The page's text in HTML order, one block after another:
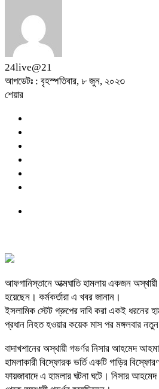
24live@21
আপডেটঃ : বৃহস্পতিবার, ৮ জুন, ২০২৩
শেয়ার
আফগানিস্তানে আত্মঘাতি হামলায় একজন অস্থায়ী
হয়েছেন। কর্মকর্তারা এ খবর জানান।
ইসলামিক স্টেট গ্রুপের দাবি করা একই ধরনের
প্রধান নিহত হওয়ার কয়েক মাস পর মঙ্গলবার
বাদাখশানের অস্থায়ী গভর্ণর নিসার আহমেদ
হামলাকারী বিস্ফোরক ভর্তি একটি গাড়ির
ফায়জাবাদে এ হামলার ঘটনা ঘটে। নিসার